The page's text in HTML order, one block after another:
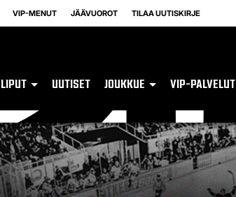
VIP-MENUT JÄÄVUOROT TILAA UUTISKIRJE
LIPUT UUTISET JOUKKUE VIP-PALVELUT